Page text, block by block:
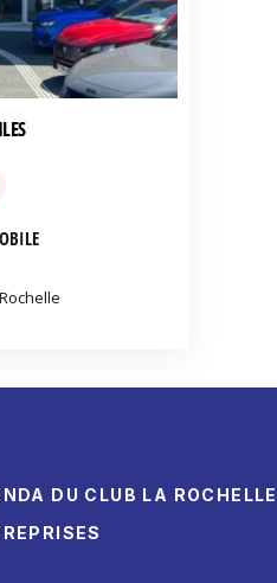
DU CLUB LA ROCHELLE